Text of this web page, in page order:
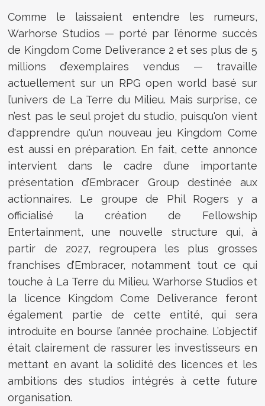
Comme le laissaient entendre les rumeurs,
Warhorse Studios — porté par l’énorme succès
de Kingdom Come Deliverance 2 et ses plus de 5
millions d’exemplaires vendus — travaille
actuellement sur un RPG open world basé sur
l’univers de La Terre du Milieu. Mais surprise, ce
n’est pas le seul projet du studio, puisqu'on vient
d'apprendre qu'un nouveau jeu Kingdom Come
est aussi en préparation. En fait, cette annonce
intervient dans le cadre d’une importante
présentation d’Embracer Group destinée aux
actionnaires. Le groupe de Phil Rogers y a
officialisé la création de Fellowship
Entertainment, une nouvelle structure qui, à
partir de 2027, regroupera les plus grosses
franchises d’Embracer, notamment tout ce qui
touche à La Terre du Milieu. Warhorse Studios et
la licence Kingdom Come Deliverance feront
également partie de cette entité, qui sera
introduite en bourse l’année prochaine. L’objectif
était clairement de rassurer les investisseurs en
mettant en avant la solidité des licences et les
ambitions des studios intégrés à cette future
organisation.